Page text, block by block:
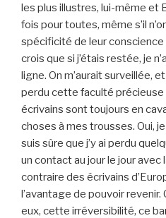
les plus illustres, lui-même et
fois pour toutes, même s’il
spécificité de leur conscience
crois que si j’étais restée, je
ligne. On m’aurait surveillée,
perdu cette faculté précieuse
écrivains sont toujours en
choses à mes trousses. Oui,
suis sûre que j’y ai perdu
un contact au jour le jour avec
contraire des écrivains
l’avantage de pouvoir
eux, cette irréversibilité, ce